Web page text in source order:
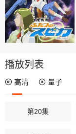
播放列表
高清 量子
第20集